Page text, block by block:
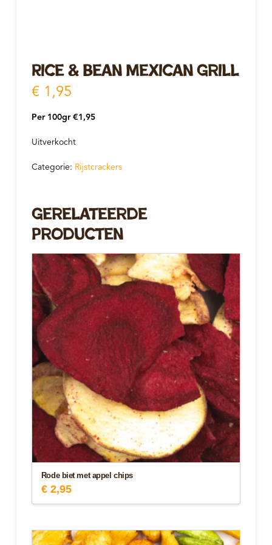
Rice & Bean Mexican Grill
€1,95
Per 100gr €1,95
Uitverkocht
Categorie: Rijstcrackers
Gerelateerde
Producten
Rode biet met appel chips
€2,95